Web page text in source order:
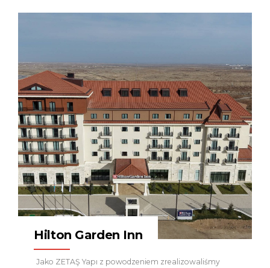
Hilton Garden Inn
Jako ZETAŞ Yapı z powodzeniem zrealizowaliśmy